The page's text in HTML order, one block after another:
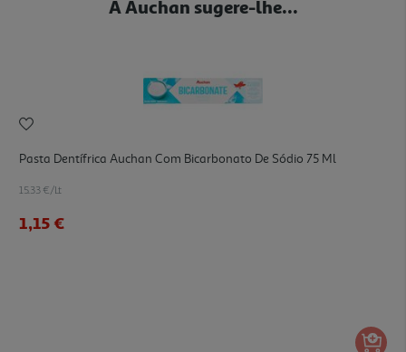
A Auchan sugere-lhe...
Pasta Dentífrica Auchan Com Bicarbonato De Sódio 75 Ml
15.33 €/Lt
1,15 €